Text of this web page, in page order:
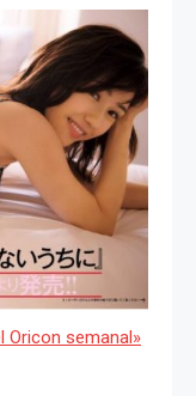
Oricon semanal»